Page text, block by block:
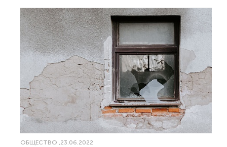
ОБЩЕСТВО ,23.06.2022